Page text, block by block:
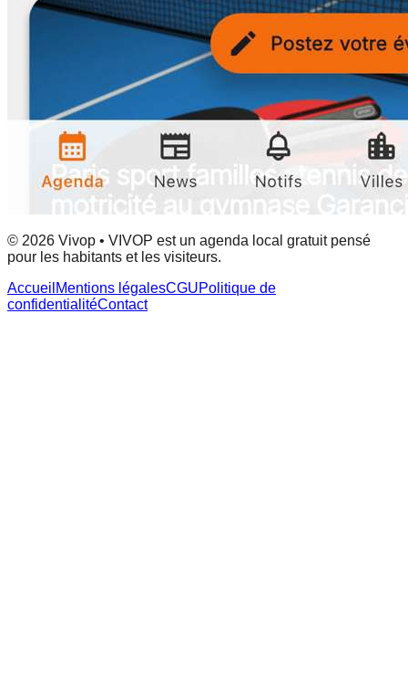
© 2026 Vivop • VIVOP est un agenda local gratuit pensé
pour les habitants et les visiteurs.
Accueil Mentions légalesCGUPolitique de
confidentialitéContact